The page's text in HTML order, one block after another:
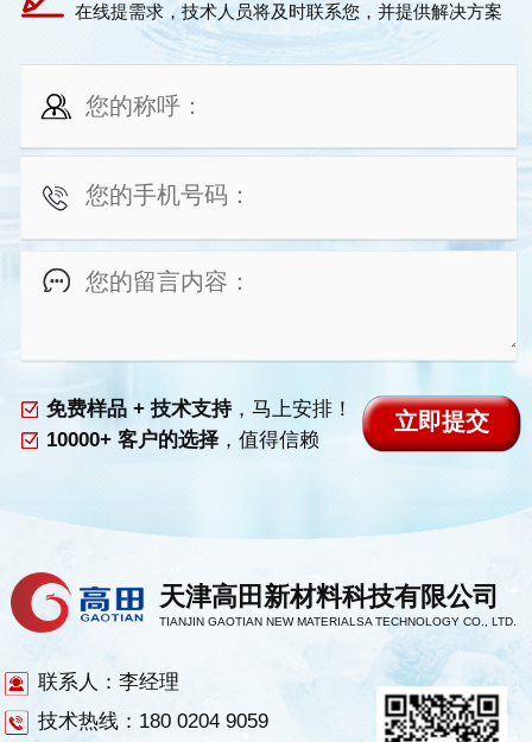
在线提需求，技术人员将及时联系您，并提供解决方案
免费样品 + 技术支持，马上安排！
10000+ 客户的选择，值得信赖
天津高田新材料科技有限公司
TIANJIN GAOTIAN NEW MATERIALSA TECHNOLOGY CO., LTD.
联系人：李经理
技术热线：180 0204 9059